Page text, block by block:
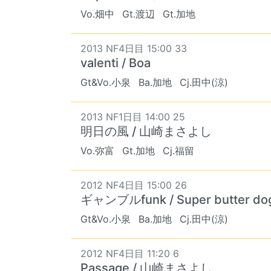
Vo.畑中 Gt.渡辺 Gt.加地
2013 NF4日目 15:00 33
valenti / Boa
Gt&Vo.小泉 Ba.加地 Cj.田中(涼)
2013 NF1日目 14:00 25
明日の風 / 山崎まさよし
Vo.弥富 Gt.加地 Cj.福留
2012 NF4日目 15:00 26
ギャンブルfunk / Super butter
Gt&Vo.小泉 Ba.加地 Cj.田中(涼)
2012 NF4日目 11:20 6
Passage / 山崎まさよし